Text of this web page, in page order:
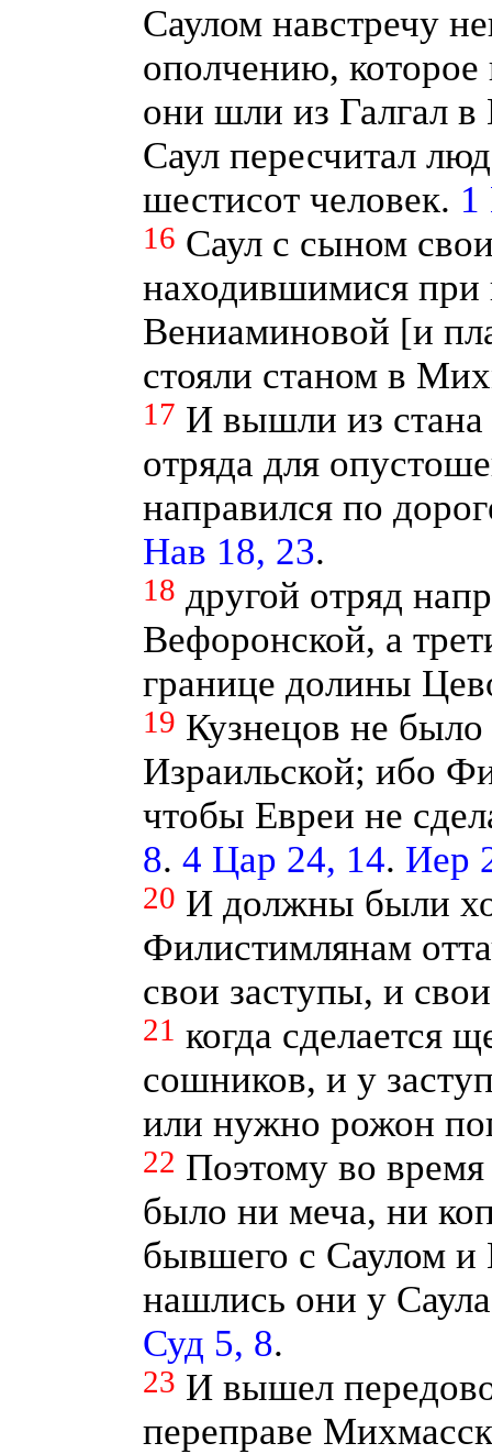
Саулом навстречу
ополчению, которое
они шли из Галгал
Саул пересчитал
шестисот человек. 1
16 Саул с сыном
находившимися при
Вениаминовой [и
стояли станом в
17 И вышли из стана
отряда для
направился по
Нав 18, 23.
18 другой отряд
Вефоронской, а
границе долины
19 Кузнецов не было
Израильской; ибо
чтобы Евреи не
8. 4 Цар 24, 14. Иер
20 И должны были
Филистимлянам
свои заступы, и
21 когда сделается
сошников, и у
или нужно рожон
22 Поэтому во
было ни меча, ни
бывшего с Саулом
нашлись они у
Суд 5, 8.
23 И вышел
переправе